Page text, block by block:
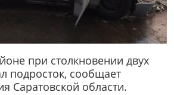
при столкновении двух
подросток, сообщает
Саратовской области.